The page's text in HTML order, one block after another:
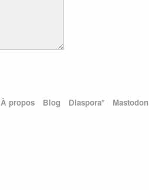
À propos Blog Diaspora* Mastodon